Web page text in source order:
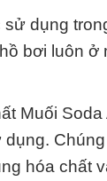
dụng
bơi luôn ở
Muối Soda
hóa chất